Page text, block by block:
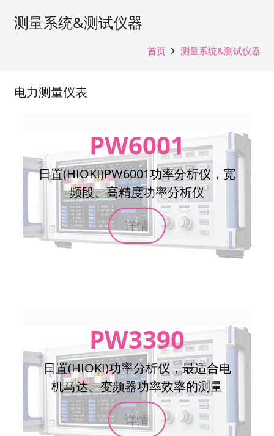
测量系统&测试仪器
首页 测量系统&测试仪器
电力测量仪表
PW6001
日置(HIOKI)PW6001功率分析仪，宽
频段、高精度功率分析仪
详情
PW3390
日置(HIOKI)功率分析仪，最适合电
机马达、变频器功率效率的测量
详情